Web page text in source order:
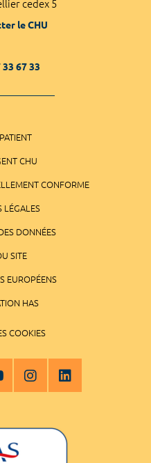
cedex 5
le CHU
33 67 33
CHU
CONFORME
LÉGALES
DONNÉES
SITE
EUROPÉENS
HAS
COOKIES